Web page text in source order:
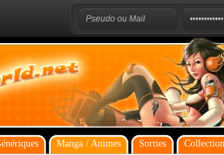
Manga / Animes Sorties